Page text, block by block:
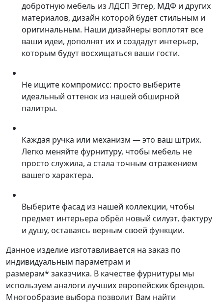
добротную мебель из ЛДСП Эггер, МДФ и других
материалов, дизайн которой будет стильным и
оригинальным. Наши дизайнеры воплотят все
ваши идеи, дополнят их и создадут интерьер,
которым будут восхищаться ваши гости.
Не ищите компромисс: просто выберите
идеальный оттенок из нашей обширной
палитры.
Каждая ручка или механизм — это ваш штрих.
Легко меняйте фурнитуру, чтобы мебель не
просто служила, а стала точным отражением
вашего характера.
Выберите фасад из нашей коллекции, чтобы
предмет интерьера обрёл новый силуэт, фактуру
и душу, оставаясь верным своей функции.
Данное изделие изготавливается на заказ по
индивидуальным параметрам и
размерам* заказчика. В качестве фурнитуры мы
используем аналоги лучших европейских брендов.
Многообразие выбора позволит Вам найти